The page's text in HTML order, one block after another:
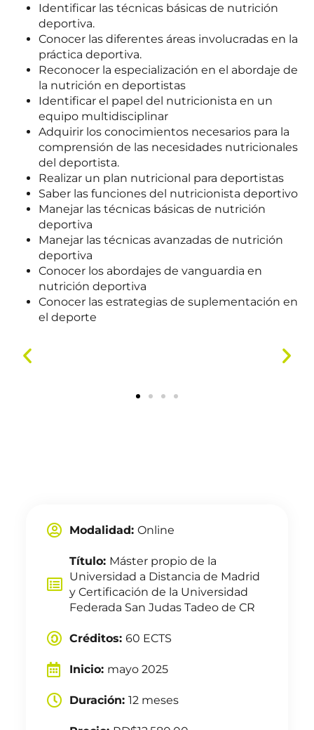
Identificar las técnicas básicas de nutrición
deportiva.
Conocer las diferentes áreas involucradas en la
práctica deportiva.
Reconocer la especialización en el abordaje de
la nutrición en deportistas
Identificar el papel del nutricionista en un
equipo multidisciplinar
Adquirir los conocimientos necesarios para la
comprensión de las necesidades nutricionales
del deportista.
Realizar un plan nutricional para deportistas
Saber las funciones del nutricionista deportivo
Manejar las técnicas básicas de nutrición
deportiva
Manejar las técnicas avanzadas de nutrición
deportiva
Conocer los abordajes de vanguardia en
nutrición deportiva
Conocer las estrategias de suplementación en
el deporte
Modalidad:Online
Título: Máster propio de la
Universidad a Distancia de Madrid
y Certificación de la Universidad
Federada San Judas Tadeo de CR
Créditos:60 ECTS
Inicio: mayo 2025
Duración:12 meses